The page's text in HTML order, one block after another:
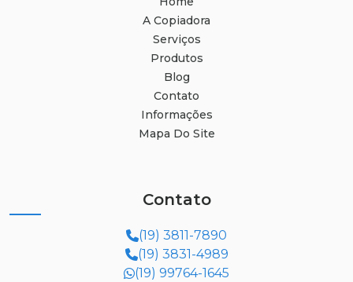
A Copiadora
Serviços
Produtos
Blog
Contato
Informações
Mapa Do Site
Contato
(19) 3811-7890
(19) 3831-4989
(19) 99764-1645